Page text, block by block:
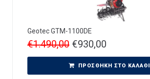
Geotec GTM-1100DE
€1.490,00 €930,00
ΠΡΟΣΘΉΚΗ ΣΤΟ ΚΑΛΆΘΙ